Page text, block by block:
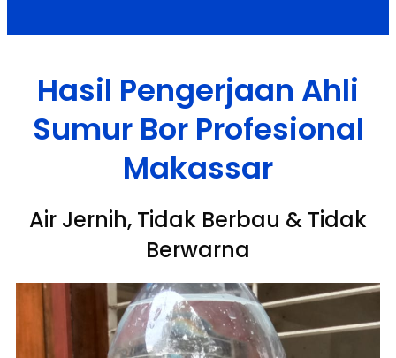
Hasil Pengerjaan Ahli
Sumur Bor Profesional
Makassar
Air Jernih, Tidak Berbau & Tidak
Berwarna